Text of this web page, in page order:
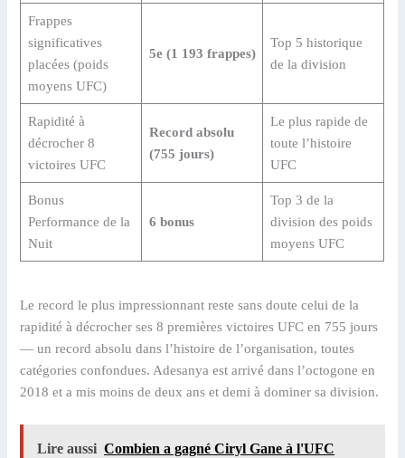
Frappes
significatives
placées (poids
moyens UFC)
5e (1 193 frappes)
Top 5 historique
de la division
Rapidité à
décrocher 8
victoires UFC
Record absolu
(755 jours)
Le plus rapide de
toute l’histoire
UFC
Bonus
Performance de la
Nuit
6 bonus
Top 3 de la
division des poids
moyens UFC
Le record le plus impressionnant reste sans doute celui de la
rapidité à décrocher ses 8 premières victoires UFC en 755 jours
— un record absolu dans l’histoire de l’organisation, toutes
catégories confondues. Adesanya est arrivé dans l’octogone en
2018 et a mis moins de deux ans et demi à dominer sa division.
Lire aussi Combien a gagné Ciryl Gane à l'UFC